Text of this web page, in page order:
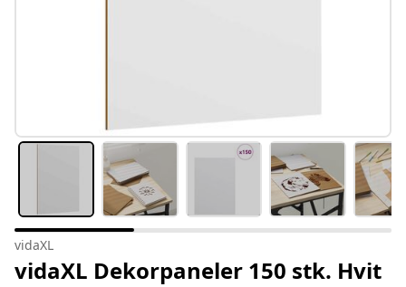
vidaXL
vidaXL Dekorpaneler 150 stk. Hvit